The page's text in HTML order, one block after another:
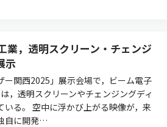
業，透明スクリーン・チェンジ
示
ー関西2025」展示会場で，ビーム電子
，透明スクリーンやチェンジングディ
いる。 空中に浮かび上がる映像が，来
自に開発…